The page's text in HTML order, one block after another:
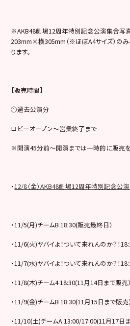
※AKB48劇場12周年特別記念公演集合写真
203mm×横305mm（※ほぼA4サイズ）のみ
ります。
【販売時間】
①過去公演分
ロビーオープン～営業終了まで
※開演45分前～開演までは一時的に販売を
・12/8（金）AKB48劇場12周年特別記念公
・11/5(月)チームB 18:30(販売最終日）
・11/6(火)ヤバイよ！ついて来れんのか？！
・11/7(水)ヤバイよ！ついて来れんのか？！
・11/8(木)チーム4 18:30(11月14日まで販売）
・11/9(金)チームB 18:30(11月15日まで販売）
・11/10(土)チームA 13:00/17:00(11月17日